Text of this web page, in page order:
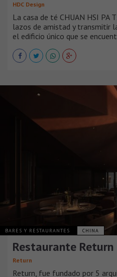
HDC Design
La casa de té CHUAN HSI PA
lazos de amistad y transmitir
el edificio único que se
BARES Y RESTAURANTES CHINA
Restaurante Return
Return
Return, fue fundado por 5